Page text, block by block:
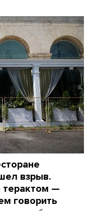
взрыв.
терактом —
говорить